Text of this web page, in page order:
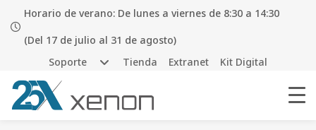
Horario de verano: De lunes a viernes de 8:30 a 14:30
(Del 17 de julio al 31 de agosto)
Soporte
Tienda Extranet Kit Digital